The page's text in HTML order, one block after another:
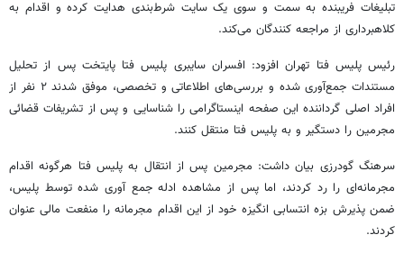
تبلیغات فریبنده به سمت و سوی یک سایت شرط‌بندی هدایت کرده و اقدام به
کلاهبرداری از مراجعه کنندگان می‌کند.
رئیس پلیس فتا تهران افزود: افسران سایبری پلیس فتا پایتخت پس از تحلیل
مستندات جمع‌آوری شده و بررسی‌های اطلاعاتی و تخصصی، موفق شدند ۲ نفر از
افراد اصلی گرداننده این صفحه اینستاگرامی را شناسایی و پس از تشریفات قضائی
مجرمین را دستگیر و به پلیس فتا منتقل کنند.
سرهنگ گودرزی بیان داشت: مجرمین پس از انتقال به پلیس فتا هرگونه اقدام
مجرمانه‌ای را رد کردند، اما پس از مشاهده ادله جمعآوریشده توسط پلیس،
ضمن پذیرش بزه انتسابی انگیزه خود از این اقدام مجرمانه را منفعت مالی عنوان
کردند.